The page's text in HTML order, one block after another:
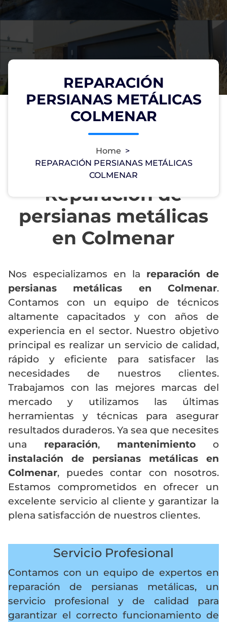
REPARACIÓN
PERSIANAS METÁLICAS
COLMENAR
Home >
REPARACIÓN PERSIANAS METÁLICAS
COLMENAR
Reparación de
persianas metálicas
en Colmenar
Nos especializamos en la reparación de
persianas metálicas en Colmenar.
Contamos con un equipo de técnicos
altamente capacitados y con años de
experiencia en el sector. Nuestro objetivo
principal es realizar un servicio de calidad,
rápido y eficiente para satisfacer las
necesidades de nuestros clientes.
Trabajamos con las mejores marcas del
mercado y utilizamos las últimas
herramientas y técnicas para asegurar
resultados duraderos. Ya sea que necesites
una reparación, mantenimiento o
instalación de persianas metálicas en
Colmenar, puedes contar con nosotros.
Estamos comprometidos en ofrecer un
excelente servicio al cliente y garantizar la
plena satisfacción de nuestros clientes.
Servicio Profesional
Contamos con un equipo de expertos en
reparación de persianas metálicas, un
servicio profesional y de calidad para
garantizar el correcto funcionamiento de